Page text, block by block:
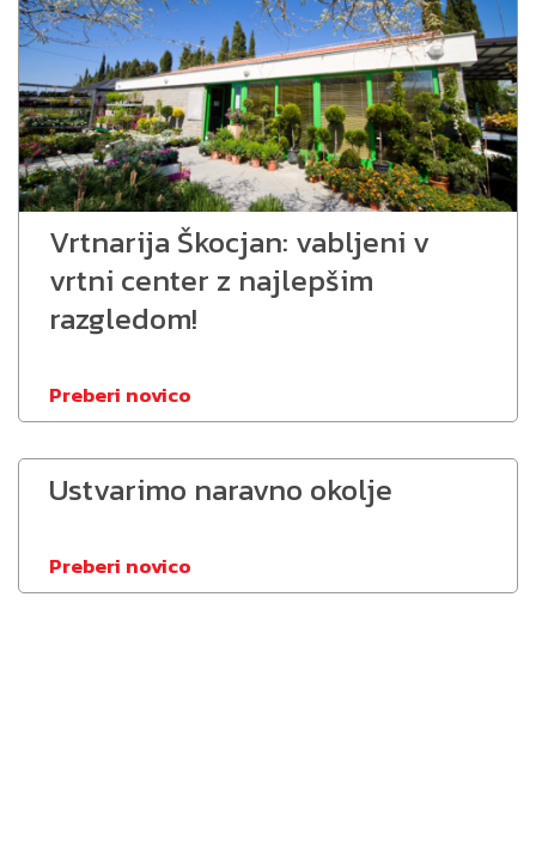
Vrtnarija Škocjan: vabljeni v
vrtni center z najlepšim
razgledom!
Preberi novico
Ustvarimo naravno okolje
Preberi novico